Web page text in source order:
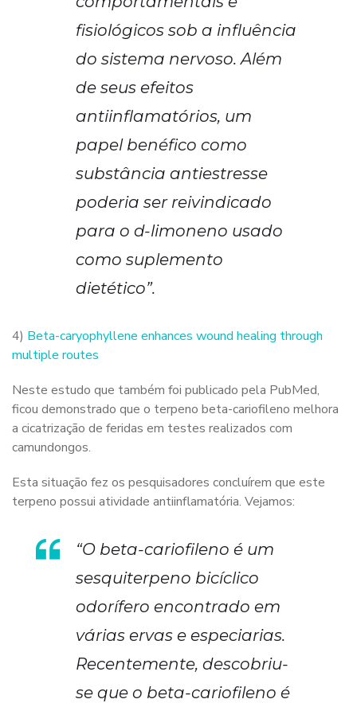
fisiológicos sob a influência
do sistema nervoso. Além
de seus efeitos
antiinflamatórios, um
papel benéfico como
substância antiestresse
poderia ser reivindicado
para o d-limoneno usado
como suplemento
dietético”.
4) Beta-caryophyllene enhances wound healing through
multiple routes
Neste estudo que também foi publicado pela PubMed,
ficou demonstrado que o terpeno beta-cariofileno melhora
a cicatrização de feridas em testes realizados com
camundongos.
Esta situação fez os pesquisadores concluírem que este
terpeno possui atividade antiinflamatória. Vejamos:
“O beta-cariofileno é um
sesquiterpeno bicíclico
odorífero encontrado em
várias ervas e especiarias.
Recentemente, descobriu-
se que o beta-cariofileno é